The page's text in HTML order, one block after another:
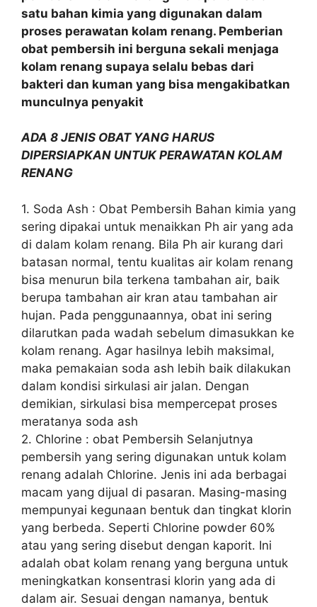
satu bahan kimia yang digunakan dalam
proses perawatan kolam renang. Pemberian
obat pembersih ini berguna sekali menjaga
kolam renang supaya selalu bebas dari
bakteri dan kuman yang bisa mengakibatkan
munculnya penyakit
ADA 8 JENIS OBAT YANG HARUS
DIPERSIAPKAN UNTUK PERAWATAN KOLAM
RENANG
1. Soda Ash : Obat Pembersih Bahan kimia yang
sering dipakai untuk menaikkan Ph air yang ada
di dalam kolam renang. Bila Ph air kurang dari
batasan normal, tentu kualitas air kolam renang
bisa menurun bila terkena tambahan air, baik
berupa tambahan air kran atau tambahan air
hujan. Pada penggunaannya, obat ini sering
dilarutkan pada wadah sebelum dimasukkan ke
kolam renang. Agar hasilnya lebih maksimal,
maka pemakaian soda ash lebih baik dilakukan
dalam kondisi sirkulasi air jalan. Dengan
demikian, sirkulasi bisa mempercepat proses
meratanya soda ash
2. Chlorine : obat Pembersih Selanjutnya
pembersih yang sering digunakan untuk kolam
renang adalah Chlorine. Jenis ini ada berbagai
macam yang dijual di pasaran. Masing-masing
mempunyai kegunaan bentuk dan tingkat klorin
yang berbeda. Seperti Chlorine powder 60%
atau yang sering disebut dengan kaporit. Ini
adalah obat kolam renang yang berguna untuk
meningkatkan konsentrasi klorin yang ada di
dalam air. Sesuai dengan namanya, bentuk